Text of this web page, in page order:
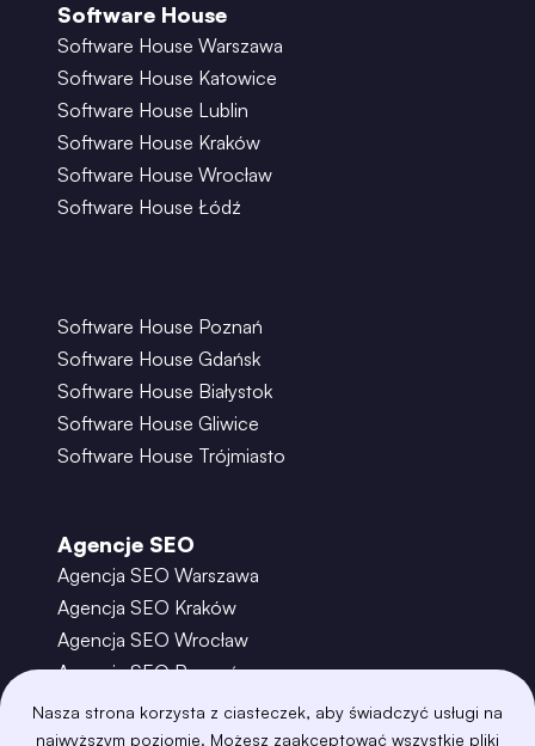
Nasza strona korzysta z ciasteczek, aby świadczyć usługi na
najwyższym poziomie. Możesz zaakceptować wszystkie pliki
Software House
Software House Warszawa
Software House Katowice
Software House Lublin
Software House Kraków
Software House Wrocław
Software House Łódź
Software House Poznań
Software House Gdańsk
Software House Białystok
Software House Gliwice
Software House Trójmiasto
Agencje SEO
Agencja SEO Warszawa
Agencja SEO Kraków
Agencja SEO Wrocław
Agencja SEO Poznań
Agencja SEO Gdańsk
Agencja SEO Toruń